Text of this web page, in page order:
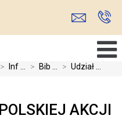
> Inf ... > Bib ... > Udział ...
AKCJI